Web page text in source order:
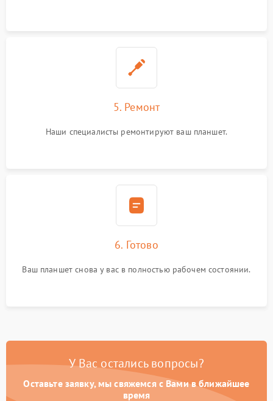
5. Ремонт
Наши специалисты ремонтируют ваш планшет.
6. Готово
Ваш планшет снова у вас в полностью рабочем состоянии.
У Вас остались вопросы?
Оставьте заявку, мы свяжемся с Вами в ближайшее
время